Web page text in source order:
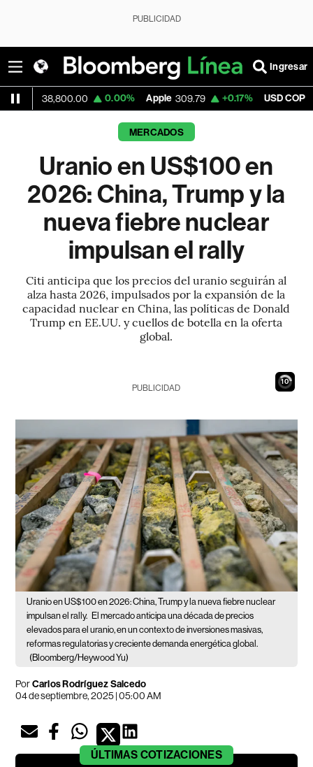
PUBLICIDAD
Ingresar
0.00% Apple 309.79 +0.17% USD COP 3,180.88 -
MERCADOS
Uranio en US$100 en
2026: China, Trump y la
nueva fiebre nuclear
impulsan el rally
Citi anticipa que los precios del uranio seguirán al
alza hasta 2026, impulsados por la expansión de la
capacidad nuclear en China, las políticas de Donald
Trump en EE.UU. y cuellos de botella en la oferta
global.
8
PUBLICIDAD
Uranio en US$100 en 2026: China, Trump y la nueva fiebre nuclear
impulsan el rally. El mercado anticipa una década de precios
elevados para el uranio, en un contexto de inversiones masivas,
reformas regulatorias y creciente demanda energética global.
(Bloomberg/Heywood Yu)
PorCarlos Rodríguez Salcedo
04 de septiembre, 2025 | 05:00 AM
ÚLTIMAS COTIZACIONES